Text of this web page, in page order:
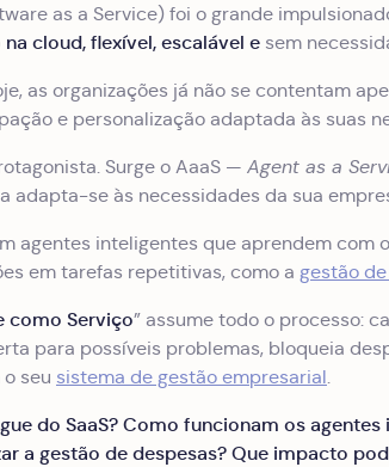
as a Service) foi o grande
cloud, flexível, escalável e sem
as organizações já não se contentam
e personalização adaptada às suas
Surge o AaaS — Agent as a
adapta-se às necessidades da sua
agentes inteligentes que aprendem
em tarefas repetitivas, como a gestão
como Serviço” assume todo o processo:
para possíveis problemas, bloqueia
seu sistema de gestão empresarial.
do SaaS? Como funcionam os
a gestão de despesas? Que impacto